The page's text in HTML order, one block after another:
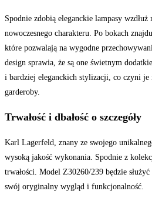
Spodnie zdobią eleganckie lampasy
nowoczesnego charakteru. Po bokach
które pozwalają na wygodne
design sprawia, że są one świetnym
i bardziej eleganckich stylizacji, co czyni je
garderoby.
Trwałość i dbałość o szczegóły
Karl Lagerfeld, znany ze swojego
wysoką jakość wykonania. Spodnie z
trwałości. Model Z30260/239 będzie
swój oryginalny wygląd i funkcjonalność.